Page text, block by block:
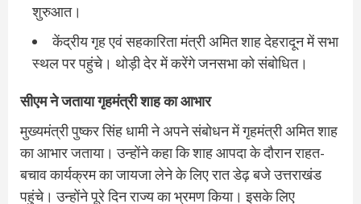
शुरुआत।
केंद्रीय गृह एवं सहकारिता मंत्री अमित शाह देहरादून में सभा
स्थल पर पहुंचे। थोड़ी देर में करेंगे जनसभा को संबोधित।
सीएम ने जताया गृहमंत्री शाह का आभार
मुख्यमंत्री पुष्कर सिंह धामी ने अपने संबोधन में गृहमंत्री अमित शाह
का आभार जताया। उन्होंने कहा कि शाह आपदा के दौरान राहत-
बचाव कार्यक्रम का जायजा लेने के लिए रात डेढ़ बजे उत्तराखंड
पहुंचे। उन्होंने पूरे दिन राज्य का भ्रमण किया। इसके लिए